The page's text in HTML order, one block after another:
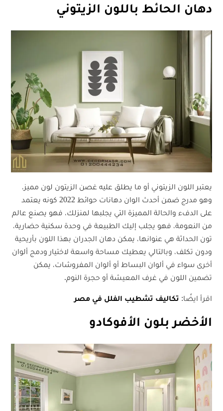
دهان الحائط باللون الزيتوني
يعتبر اللون الزيتوني أو ما يطلق عليه غصن الزيتون لون مميز،
وهو مدرج ضمن أحدث الوان دهانات حوائط 2022 كونه يعتمد
على الدفء والحالة المميزة التي يجلبها لمنزلك، فهو يصنع عالم
من النعومة، فهو يجلب إليك الطبيعة في وحدة سكنية حضارية،
تون الحداثة هي عنوانها، يمكن دهان الجدران بهذا اللون بأريحية
ودون تكلف، وبالتالي يعطيك مساحة واسعة لاختيار ودمج ألوان
أخرى سواء في ألوان البساط أو ألوان المفروشات، يمكن
تضمين اللون في غرف المعيشة أو حجرة النوم.
اقرأ ايضًا: تكاليف تشطيب الفلل في مصر
الأخضر بلون الأفوكادو